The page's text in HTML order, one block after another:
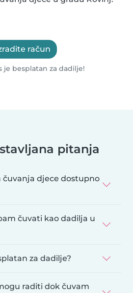
račun
je besplatan za dadilje!
pitanja
čuvanja djece dostupno
čuvati kao dadilja u
za dadilje?
raditi dok čuvam